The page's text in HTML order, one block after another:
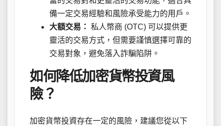
備一定交易經驗和風險承受能力的用戶。
大額交易： 私人幣商 (OTC) 可以提供更
靈活的交易方式，但需要謹慎選擇可靠的
交易對象，避免落入詐騙陷阱。
如何降低加密貨幣投資風
險？
加密貨幣投資存在一定的風險，建議您從以下